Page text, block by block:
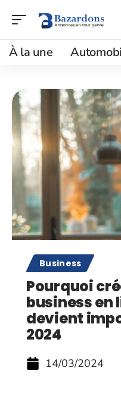
À la une
Business
Pourquoi
business en
devient
2024
14/03/2024